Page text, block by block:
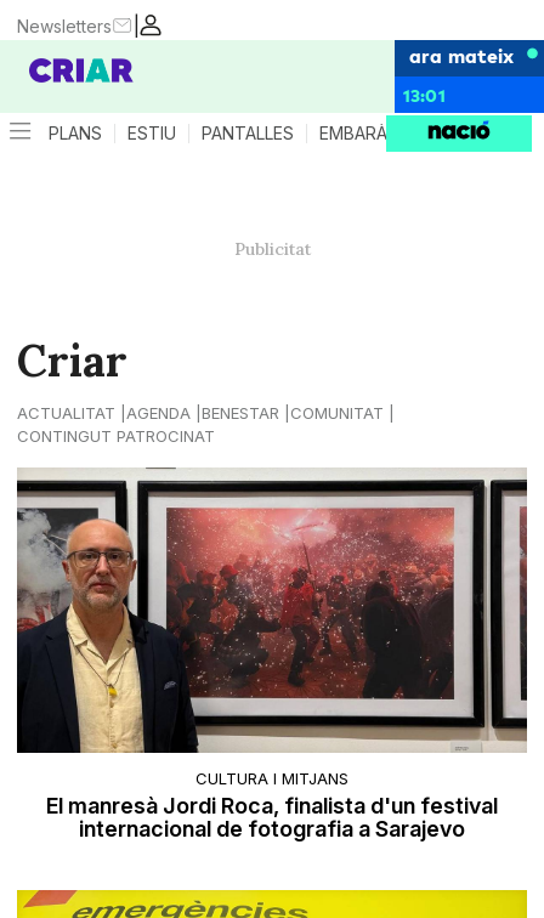
|
Newsletters
ara mateix
13:01
PLANS ESTIU PANTALLES EMBARÀS CRIANÇA
Criar
ACTUALITAT AGENDA BENESTAR
COMUNITAT
CONTINGUT PATROCINAT
CULTURA I MITJANS
El manresà Jordi Roca, finalista d'un festival
internacional de fotografia a Sarajevo